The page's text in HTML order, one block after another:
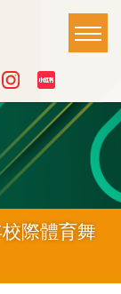
Main
際體育舞